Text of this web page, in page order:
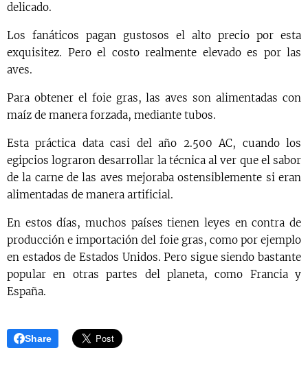
delicado.
Los fanáticos pagan gustosos el alto precio por esta
exquisitez. Pero el costo realmente elevado es por las
aves.
Para obtener el foie gras, las aves son alimentadas con
maíz de manera forzada, mediante tubos.
Esta práctica data casi del año 2.500 AC, cuando los
egipcios lograron desarrollar la técnica al ver que el sabor
de la carne de las aves mejoraba ostensiblemente si eran
alimentadas de manera artificial.
En estos días, muchos países tienen leyes en contra de
producción e importación del foie gras, como por ejemplo
en estados de Estados Unidos. Pero sigue siendo bastante
popular en otras partes del planeta, como Francia y
España.
Share